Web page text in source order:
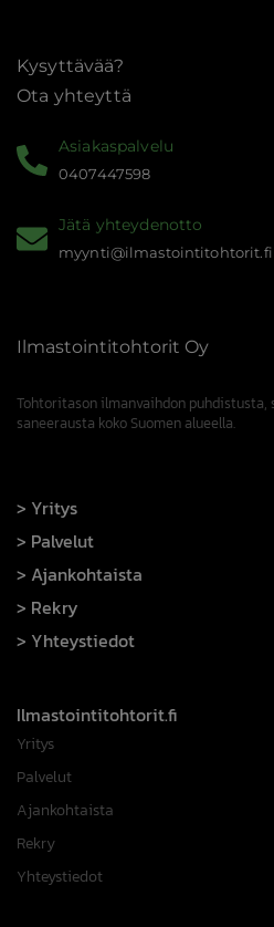
Kysyttävää?
Ota yhteyttä
Asiakaspalvelu
0407447598
Jätä yhteydenotto
myynti@ilmastointitohtorit.fi
Ilmastointitohtorit Oy
Tohtoritason ilmanvaihdon puhdistusta,
saneerausta koko Suomen alueella.
Yritys
Palvelut
Ajankohtaista
Rekry
Yhteystiedot
Ilmastointitohtorit.fi
Yritys
Palvelut
Ajankohtaista
Rekry
Yhteystiedot